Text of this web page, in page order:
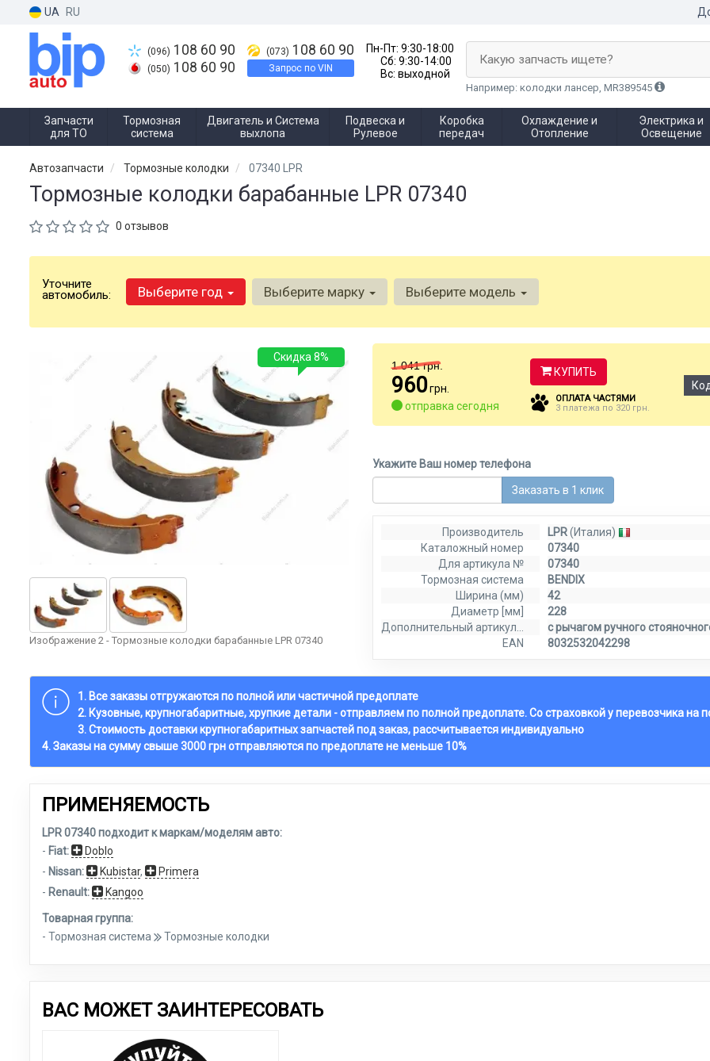
UA RU
(096) 108 60 90
(050) 108 60 90
(073) 108 60 90
Запрос по VIN
Пн-Пт: 9:30-18:00
Сб: 9:30-14:00
Вс: выходной
Какую запчасть ищете?
Например: колодки лансер, MR389545
Запчасти
для ТО
Тормозная
система
Двигатель и Система
выхлопа
Подвеска и
Рулевое
Коробка
передач
Охлаждение и
Отопление
Электрика и
Освещение
Автозапчасти Тормозные колодки 07340 LPR
Тормозные колодки барабанные LPR 07340
0 отзывов
Уточните
автомобиль: Выберите год Выберите марку Выберите модель
Скидка 8%
Изображение 2 - Тормозные колодки барабанные LPR 07340
1 041 грн.
960грн.
отправка сегодня
КУПИТЬ
ОПЛАТА ЧАСТЯМИ
3 платежа по 320 грн.
Укажите Ваш номер телефона
Заказать в 1 клик
Производитель LPR(Италия)
Каталожный номер
07340
Для артикула №
07340
Тормозная система
BENDIX
Ширина (мм)
42
Диаметр [мм]
228
с рычагом ручного
EAN
8032532042298
1. Все заказы отгружаются по полной или частичной предоплате
2. Кузовные, крупногабаритные, хрупкие детали - отправляем по полной предоплате. Со страховкой у перевозчика на
3. Стоимость доставки крупногабаритных запчастей под заказ, рассчитывается индивидуально
4. Заказы на сумму свыше 3000 грн отправляются по предоплате не меньше 10%
ПРИМЕНЯЕМОСТЬ
LPR 07340 подходит к маркам/моделям авто:
- Fiat:
Doblo
- Nissan: Kubistar,
Primera
- Renault: Kangoo
Товарная группа:
- Тормозная система
Тормозные колодки
ВАС МОЖЕТ ЗАИНТЕРЕСОВАТЬ